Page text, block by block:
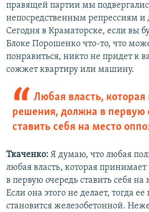
правящей партии мы
непосредственным репрессиям и
Сегодня в Краматорске, если вы
Блоке Порошенко что-то, что
понравиться, никто не придет к
сожжет квартиру или машину.
Любая власть,
решения, должна в первую
ставить себя на место
Ткаченко: Я думаю, что любая
любая власть, которая
в первую очередь ставить себя
Если она этого не делает, тогда
становится железобетонной.